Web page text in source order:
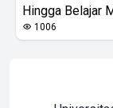
Hingga Belajar
1006